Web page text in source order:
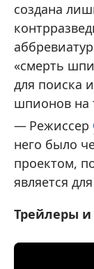
создана
«смерть
для поиска
шпионов на
Режиссер
него было
проектом,
является
Трейлеры